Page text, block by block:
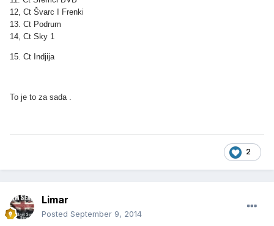
12, Ct Švarc I Frenki
13. Ct Podrum
14, Ct Sky 1
15. Ct Indjija
To je to za sada .
2
Limar
Posted September 9, 2014